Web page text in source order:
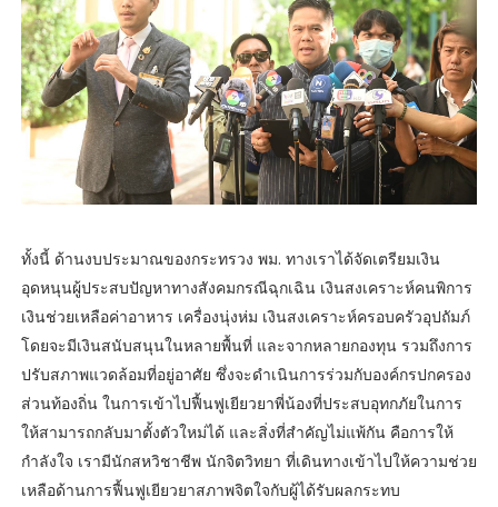
ทั้งนี้ ด้านงบประมาณของกระทรวง พม. ทางเราได้จัดเตรียมเงิน
อุดหนุนผู้ประสบปัญหาทางสังคมกรณีฉุกเฉิน เงินสงเคราะห์คนพิการ
เงินช่วยเหลือค่าอาหาร เครื่องนุ่งห่ม เงินสงเคราะห์ครอบครัวอุปถัมภ์
โดยจะมีเงินสนับสนุนในหลายพื้นที่ และจากหลายกองทุน รวมถึงการ
ปรับสภาพแวดล้อมที่อยู่อาศัย ซึ่งจะดำเนินการร่วมกับองค์กรปกครอง
ส่วนท้องถิ่น ในการเข้าไปฟื้นฟูเยียวยาพี่น้องที่ประสบอุทกภัยในการ
ให้สามารถกลับมาตั้งตัวใหม่ได้ และสิ่งที่สำคัญไม่แพ้กัน คือการให้
กำลังใจ เรามีนักสหวิชาชีพ นักจิตวิทยา ที่เดินทางเข้าไปให้ความช่วย
เหลือด้านการฟื้นฟูเยียวยาสภาพจิตใจกับผู้ได้รับผลกระทบ